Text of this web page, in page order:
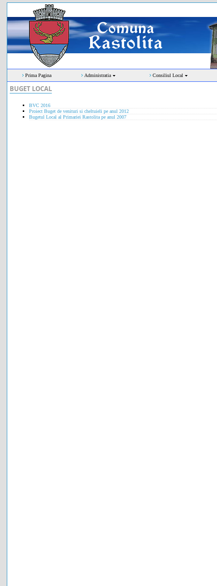
Prima Pagina Administratia Consiliul Local
BUGET LOCAL
BVC 2016
Proiect Buget de venituri si cheltuieli pe anul 2012
Bugetul Local al Primariei Rastolita pe anul 2007